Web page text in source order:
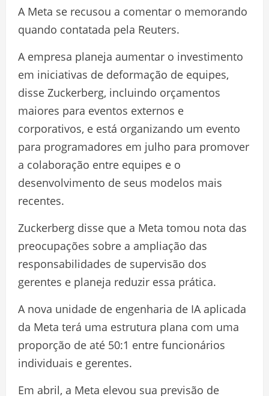
A Meta se recusou a comentar o memorando
quando contatada pela Reuters.
A empresa planeja aumentar o investimento
em iniciativas de deformação de equipes,
disse Zuckerberg, incluindo orçamentos
maiores para eventos externos e
corporativos, e está organizando um evento
para programadores em julho para promover
a colaboração entre equipes e o
desenvolvimento de seus modelos mais
recentes.
Zuckerberg disse que a Meta tomou nota das
preocupações sobre a ampliação das
responsabilidades de supervisão dos
gerentes e planeja reduzir essa prática.
A nova unidade de engenharia de IA aplicada
da Meta terá uma estrutura plana com uma
proporção de até 50:1 entre funcionários
individuais e gerentes.
Em abril, a Meta elevou sua previsão de